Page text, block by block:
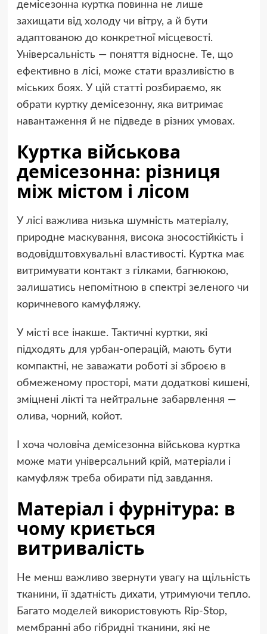
демісезонна куртка повинна не лише
захищати від холоду чи вітру, а й бути
адаптованою до конкретної місцевості.
Універсальність — поняття відносне. Те, що
ефективно в лісі, може стати вразливістю в
міських боях. У цій статті розбираємо, як
обрати куртку демісезонну, яка витримає
навантаження й не підведе в різних умовах.
Куртка військова
демісезонна: різниця
між містом і лісом
У лісі важлива низька шумність матеріалу,
природне маскування, висока зносостійкість і
водовідштовхувальні властивості. Куртка має
витримувати контакт з гілками, багнюкою,
залишатись непомітною в спектрі зеленого чи
коричневого камуфляжу.
У місті все інакше. Тактичні куртки, які
підходять для урбан-операцій, мають бути
компактні, не заважати роботі зі зброєю в
обмеженому просторі, мати додаткові кишені,
зміцнені лікті та нейтральне забарвлення —
олива, чорний, койот.
І хоча чоловіча демісезонна військова куртка
може мати універсальний крій, матеріали і
камуфляж треба обирати під завдання.
Матеріал і фурнітура: в
чому криється
витривалість
Не менш важливо звернути увагу на щільність
тканини, її здатність дихати, утримуючи тепло.
Багато моделей використовують Rip-Stop,
мембранні або гібридні тканини, які не